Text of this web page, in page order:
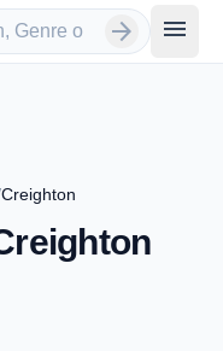
arrow_forward menu
Creighton